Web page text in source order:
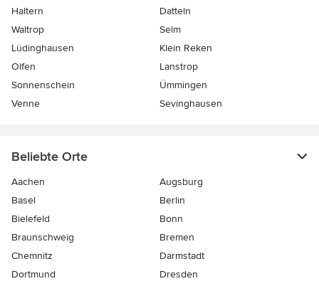
Haltern
Datteln
Waltrop
Selm
Lüdinghausen
Klein Reken
Olfen
Lanstrop
Sonnenschein
Ümmingen
Venne
Sevinghausen
Beliebte Orte
Aachen
Augsburg
Basel
Berlin
Bielefeld
Bonn
Braunschweig
Bremen
Chemnitz
Darmstadt
Dortmund
Dresden